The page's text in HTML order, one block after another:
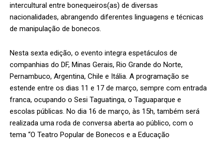
intercultural entre bonequeiros(as) de diversas
nacionalidades, abrangendo diferentes linguagens e técnicas
de manipulação de bonecos.
Nesta sexta edição, o evento integra espetáculos de
companhias do DF, Minas Gerais, Rio Grande do Norte,
Pernambuco, Argentina, Chile e Itália. A programação se
estende entre os dias 11 e 17 de março, sempre com entrada
franca, ocupando o Sesi Taguatinga, o Taguaparque e
escolas públicas. No dia 16 de março, às 15h, também será
realizada uma roda de conversa aberta ao público, com o
tema “O Teatro Popular de Bonecos e a Educação